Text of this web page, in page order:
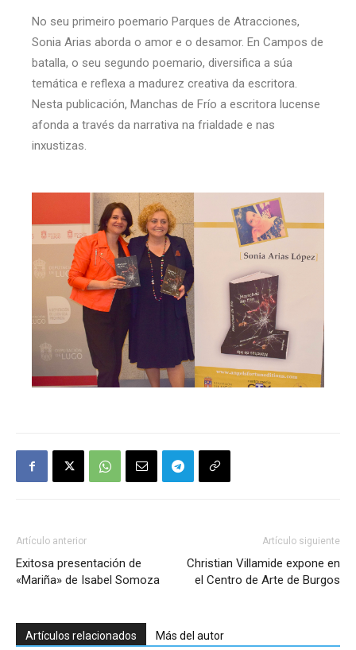
No seu primeiro poemario Parques de Atracciones,
Sonia Arias aborda o amor e o desamor. En Campos de
batalla, o seu segundo poemario, diversifica a súa
temática e reflexa a madurez creativa da escritora.
Nesta publicación, Manchas de Frío a escritora lucense
afonda a través da narrativa na frialdade e nas
inxustizas.
Artículo anterior
Exitosa presentación de
«Mariña» de Isabel Somoza
Artículo siguiente
Christian Villamide expone en
el Centro de Arte de Burgos
Artículos relacionados Más del autor